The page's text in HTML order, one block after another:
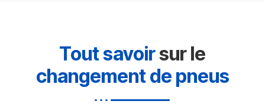
Tout savoirsur le
changement de pneus